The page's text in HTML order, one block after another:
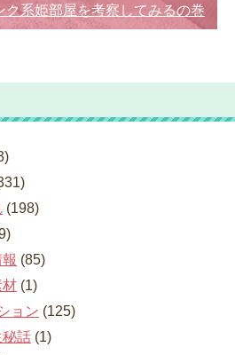
ク系姫部屋を考察してみるの巻
(198)
(85)
材 (1)
ョン (125)
秘話 (1)